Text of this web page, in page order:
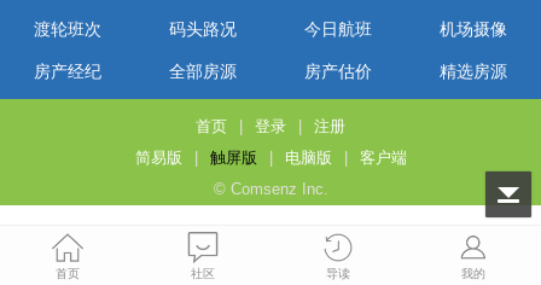
渡轮班次 码头路况 今日航班 机场摄像
房产经纪 全部房源 房产估价 精选房源
首页 | 登录 |
注册
简易版
| 触屏版 | 电脑版 |
客户端
© Comsenz Inc.
首页 社区 导读 我的